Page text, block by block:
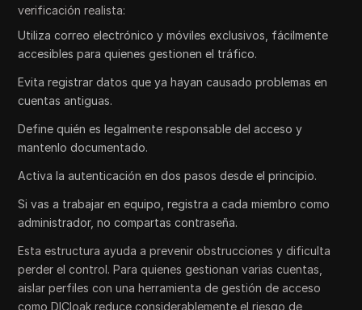
verificación realista:
Utiliza correo electrónico y móviles exclusivos, fácilmente
accesibles para quienes gestionen el tráfico.
Evita registrar datos que ya hayan causado problemas en
cuentas antiguas.
Define quién es legalmente responsable del acceso y
mantenlo documentado.
Activa la autenticación en dos pasos desde el principio.
Si vas a trabajar en equipo, registra a cada miembro como
administrador, no compartas contraseña.
Esta estructura ayuda a prevenir obstrucciones y dificulta
perder el control. Para quienes gestionan varias cuentas,
aislar perfiles con una herramienta de gestión de acceso
como DICloak reduce considerablemente el riesgo de